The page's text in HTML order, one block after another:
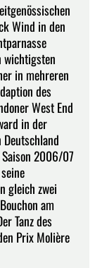
Wind in den
wichtigsten
in mehreren
des
West End
in der
Deutschland
2006/07
gleich zwei
am
Tanz des
Prix Molière